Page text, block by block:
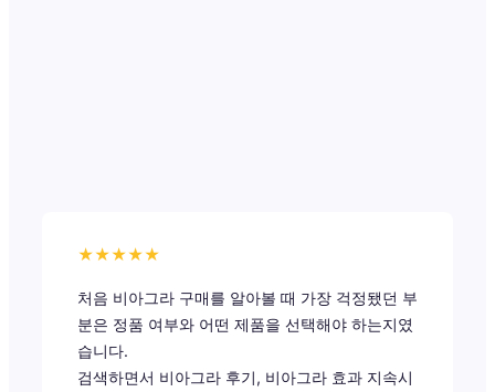
★★★★★
처음 비아그라 구매를 알아볼 때 가장 걱정됐던 부
분은 정품 여부와 어떤 제품을 선택해야 하는지였
습니다.
검색하면서 비아그라 후기, 비아그라 효과 지속시